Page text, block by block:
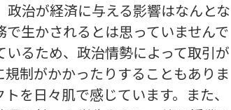
政治が経済に与える影響はなんとな
生かされるとは思っていませんで
るため、政治情勢によって取引が
制がかかったりすることもありま
を日々肌で感じています。また、